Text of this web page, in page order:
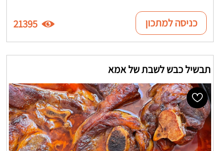
כניסה למתכון 21395
תבשיל כבש לשבת של אמא